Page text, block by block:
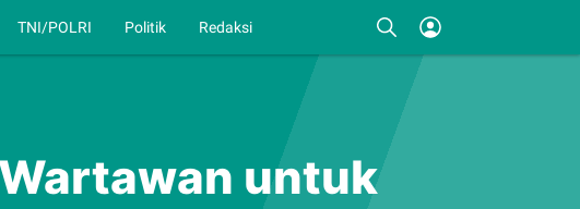
TNI/POLRI Politik Redaksi
untuk